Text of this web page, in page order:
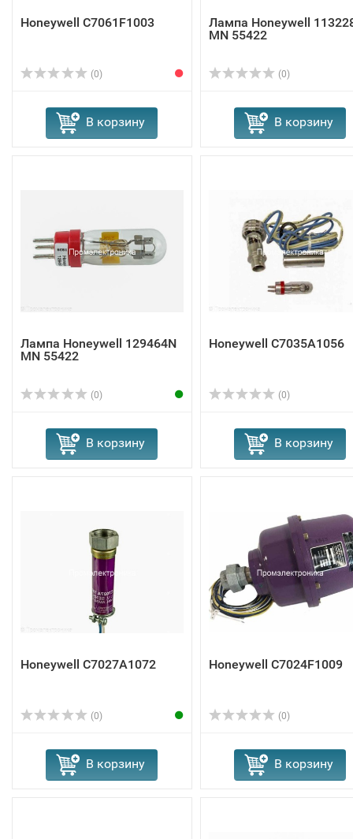
Honeywell C7061F1003
(0)
В корзину
Лампа Honeywell
MN 55422
(0)
В корзину
Лампа Honeywell 129464N
MN 55422
(0)
В корзину
Honeywell C7035A1056
(0)
В корзину
Honeywell C7027A1072
(0)
В корзину
Honeywell C7024F1009
(0)
В корзину